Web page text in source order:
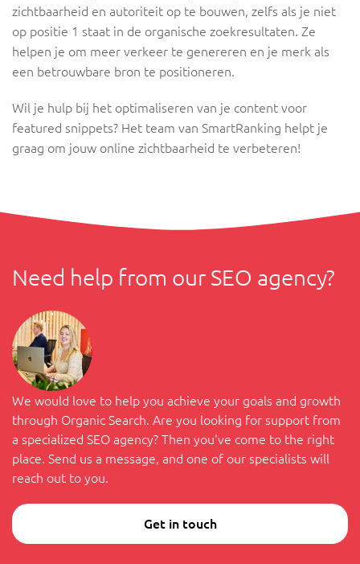
zichtbaarheid en autoriteit op te bouwen, zelfs als je niet
op positie 1 staat in de organische zoekresultaten. Ze
helpen je om meer verkeer te genereren en je merk als
een betrouwbare bron te positioneren.
Wil je hulp bij het optimaliseren van je content voor
featured snippets? Het team van SmartRanking helpt je
graag om jouw online zichtbaarheid te verbeteren!
Need help from our SEO agency?
We would love to help you achieve your goals and growth
through Organic Search. Are you looking for support from
a specialized SEO agency? Then you've come to the right
place. Send us a message, and one of our specialists will
reach out to you.
Get in touch